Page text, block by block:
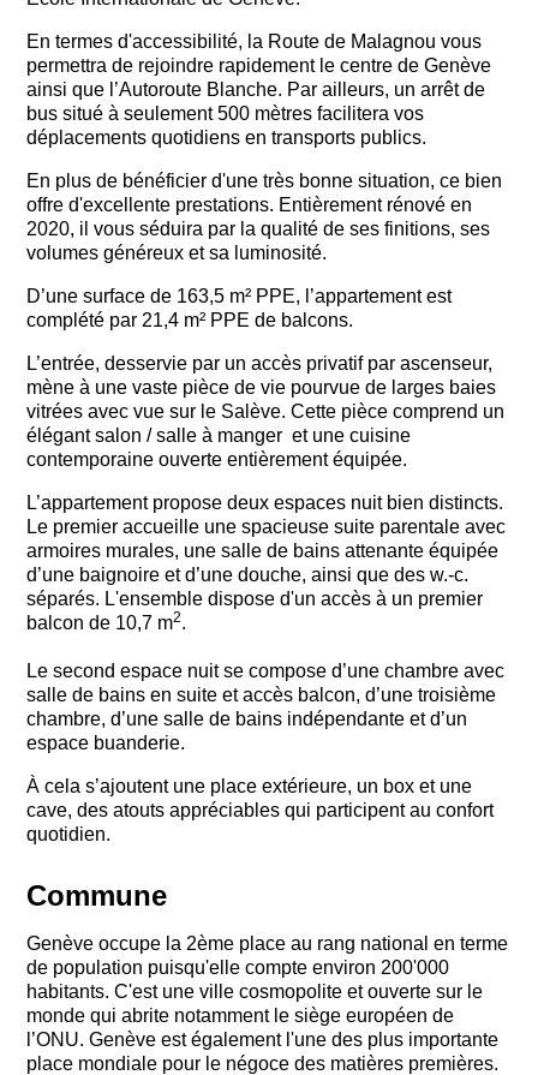
En termes d'accessibilité, la Route de Malagnou vous
permettra de rejoindre rapidement le centre de Genève
ainsi que l’Autoroute Blanche. Par ailleurs, un arrêt de
bus situé à seulement 500 mètres facilitera vos
déplacements quotidiens en transports publics.
En plus de bénéficier d'une très bonne situation, ce bien
offre d'excellente prestations. Entièrement rénové en
2020, il vous séduira par la qualité de ses finitions, ses
volumes généreux et sa luminosité.
D’une surface de 163,5 m² PPE, l’appartement est
complété par 21,4 m² PPE de balcons.
L’entrée, desservie par un accès privatif par ascenseur,
mène à une vaste pièce de vie pourvue de larges baies
vitrées avec vue sur le Salève. Cette pièce comprend un
élégant salon / salle à manger et une cuisine
contemporaine ouverte entièrement équipée.
L’appartement propose deux espaces nuit bien distincts.
Le premier accueille une spacieuse suite parentale avec
armoires murales, une salle de bains attenante équipée
d’une baignoire et d’une douche, ainsi que des w.-c.
séparés. L'ensemble dispose d'un accès à un premier
balcon de 10,7 m2.
Le second espace nuit se compose d’une chambre avec
salle de bains en suite et accès balcon, d’une troisième
chambre, d’une salle de bains indépendante et d’un
espace buanderie.
À cela s’ajoutent une place extérieure, un box et une
cave, des atouts appréciables qui participent au confort
quotidien.
Commune
Genève occupe la 2ème place au rang national en terme
de population puisqu'elle compte environ 200'000
habitants. C'est une ville cosmopolite et ouverte sur le
monde qui abrite notamment le siège européen de
l’ONU. Genève est également l'une des plus importante
place mondiale pour le négoce des matières premières.